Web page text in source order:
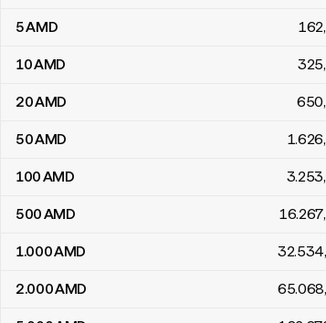
5AMD 162
10AMD 325
20AMD 650
50AMD 1.626
100AMD 3.253
500AMD 16.267
1.000AMD 32.534
2.000AMD 65.068